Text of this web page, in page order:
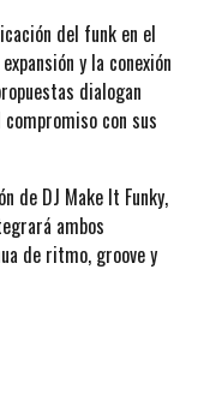
del funk en el
y la conexión
dialogan
con sus
de DJ Make It Funky,
ambos
de ritmo, groove y